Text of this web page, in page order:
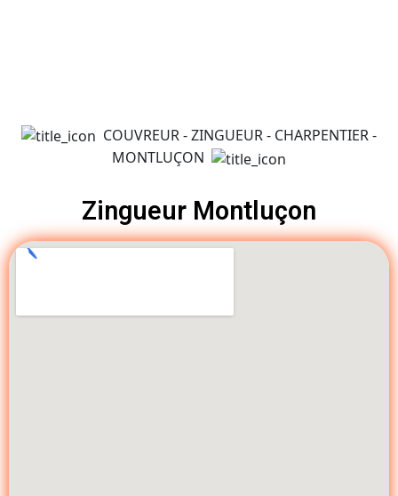
COUVREUR - ZINGUEUR - CHARPENTIER -
MONTLUÇON
Zingueur Montluçon